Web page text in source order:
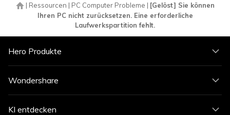
| Ressourcen | PC Computer Probleme | [Gelöst] Sie können
Ihren PC nicht zurücksetzen. Eine erforderliche
Laufwerkspartition fehlt.
Hero Produkte
Wondershare
KI entdecken